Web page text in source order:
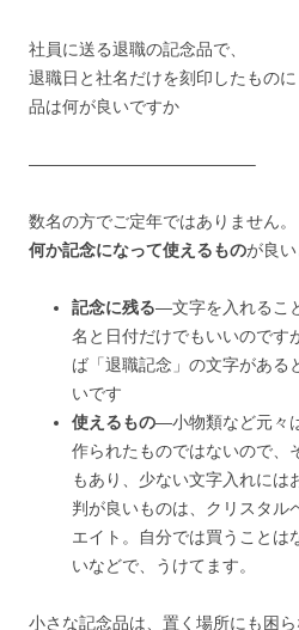
社員に送る退職の記念品で、
退職日と社名だけを刻印したもの
品は何が良いですか
—————————————–
数名の方でご定年ではありません。
何か記念になって使えるものが良い
記念に残る—文字を入れるこ
名と日付だけでもいいのです
ば「退職記念」の文字がある
いです
使えるもの—小物類など元々
作られたものではないので、
もあり、少ない文字入れには
判が良いものは、クリスタル
エイト。自分では買うことは
いなどで、うけてます。
小さな記念品は、置く場所にも困